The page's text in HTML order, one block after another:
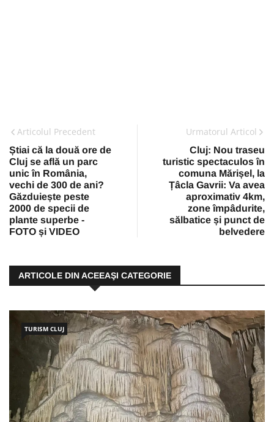
Articolul Precedent
Știai că la două ore de
Cluj se află un parc
unic în România,
vechi de 300 de ani?
Găzduiește peste
2000 de specii de
plante superbe -
FOTO și VIDEO
Urmatorul Articol
Cluj: Nou traseu
turistic spectaculos în
comuna Mărișel, la
Țâcla Gavrii: Va avea
aproximativ 4km,
zone împâdurite,
sălbatice și punct de
belvedere
ARTICOLE DIN ACEEAŞI CATEGORIE
TURISM CLUJ